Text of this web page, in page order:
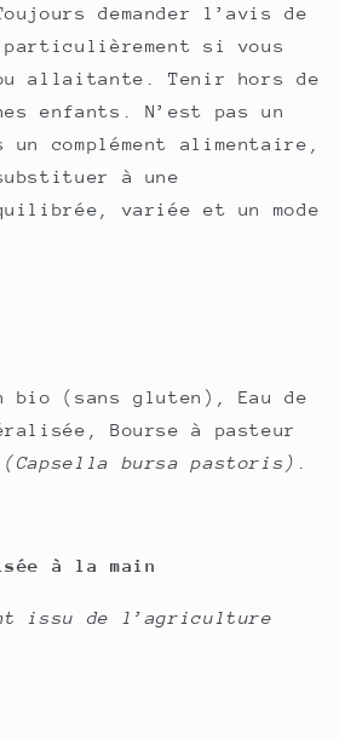
demander l’avis de
particulièrement si vous
allaitante. Tenir hors de
enfants. N’est pas un
un complément alimentaire,
à une
variée et un mode
bio (sans gluten), Eau de
Bourse à pasteur
(Capsella bursa pastoris)
à la main
issu de l’agriculture